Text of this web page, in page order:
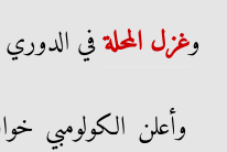
وغزل المحلةفي الدوري
وأعلن الكولومبي